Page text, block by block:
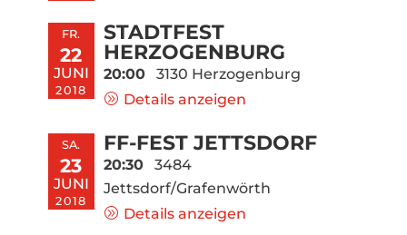
FR.
22
JUNI
2018
STADTFEST
HERZOGENBURG
20:00
3130 Herzogenburg
Details anzeigen
SA.
23
JUNI
2018
FF-FEST JETTSDORF
20:30
3484
Jettsdorf/Grafenwörth
Details anzeigen